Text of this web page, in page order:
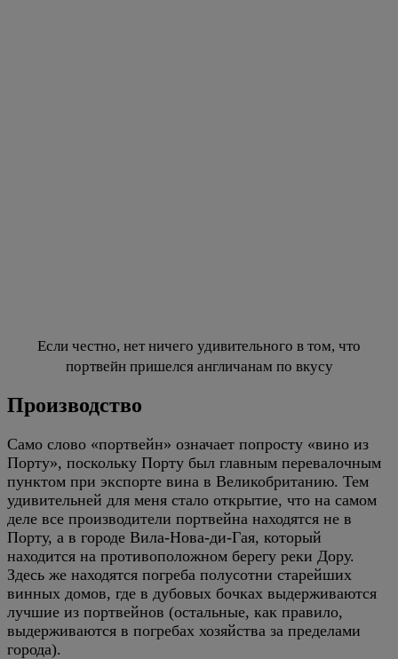
Если честно, нет ничего удивительного в том, что
портвейн пришелся англичанам по вкусу
Производство
Само слово «портвейн» означает попросту «вино из
Порту», поскольку Порту был главным перевалочным
пунктом при экспорте вина в Великобританию. Тем
удивительней для меня стало открытие, что на самом
деле все производители портвейна находятся не в
Порту, а в городе Вила-Нова-ди-Гая, который
находится на противоположном берегу реки Дору.
Здесь же находятся погреба полусотни старейших
винных домов, где в дубовых бочках выдерживаются
лучшие из портвейнов (остальные, как правило,
выдерживаются в погребах хозяйства за пределами
города).